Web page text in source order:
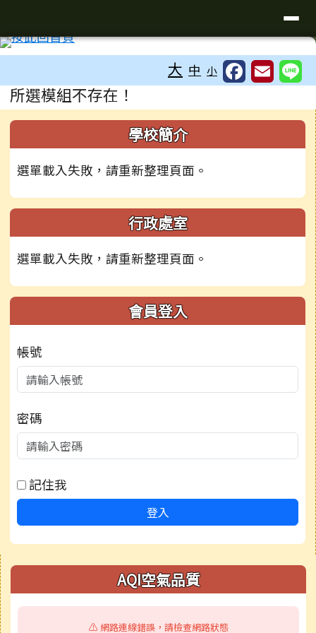
臺南市學甲區學甲國小全球資訊網
大 中 小
主內容區域
所選模組不存在！
左邊區域內容 學校簡介
選單載入失敗，請重新整理頁面。
行政處室
選單載入失敗，請重新整理頁面。
會員登入
帳號
密碼
記住我
登入
右邊區域內容 AQI空氣品質
⚠️ 網路連線錯誤，請檢查網路狀態
頁尾區域